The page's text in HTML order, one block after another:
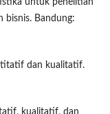
untuk penelitian
bisnis. Bandung:
dan kualitatif.